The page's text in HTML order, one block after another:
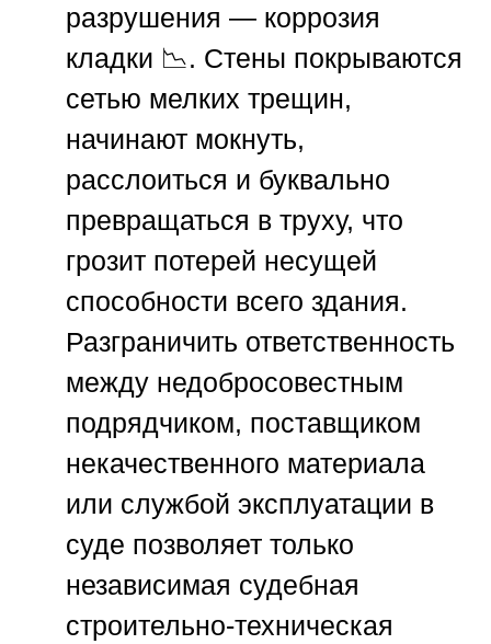
разрушения — коррозия
кладки 📉. Стены покрываются
сетью мелких трещин,
начинают мокнуть,
расслоиться и буквально
превращаться в труху, что
грозит потерей несущей
способности всего здания.
Разграничить ответственность
между недобросовестным
подрядчиком, поставщиком
некачественного материала
или службой эксплуатации в
суде позволяет только
независимая судебная
строительно-техническая